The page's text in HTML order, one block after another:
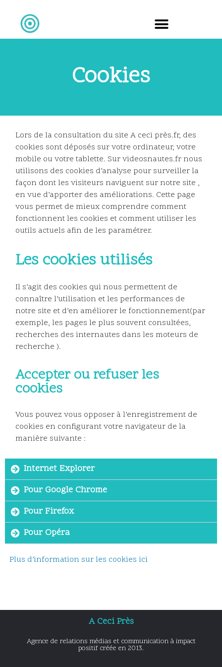
Cookies
Cookies
Lors de la consultation du site A ceci près.fr, des
cookies sont déposés sur votre ordinateur, votre
mobile ou votre tablette. Sur videosnautes.fr nous
utilisons des cookies d’analyse pour surveiller la
façon dont les visiteurs naviguent sur notre site ,
en vue d’apporter des améliorations. Cette page
vous permet de mieux comprendre comment
fonctionnent les cookies et comment utiliser les
outils actuels afin de les paramétrer.
Les cookies utilisés
Il s’agit des cookies qui nous permettent de
connaître l’utilisation et les performances de
notre site et d’en améliorer le fonctionnement(par
exemple, les pages le plus souvent consultées,
recherches des internautes dans les moteurs de
recherche ).
Accepter ou refuser les
cookies
Vous pouvez vous opposer à l’enregistrement de
cookies en configurant votre navigateur de la
manière suivante :
Internet Explorer
Pour Google Chrome
Pour Firefox
Pour Opéra
Plus d’information sur les cookies ici
A Ceci Près
Agence de relations médias et communication à impact
positif créée en 2013.